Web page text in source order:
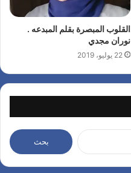
القلوب المبصرة بقلم المبدعه .
نوران مجدي
22 يوليو، 2019